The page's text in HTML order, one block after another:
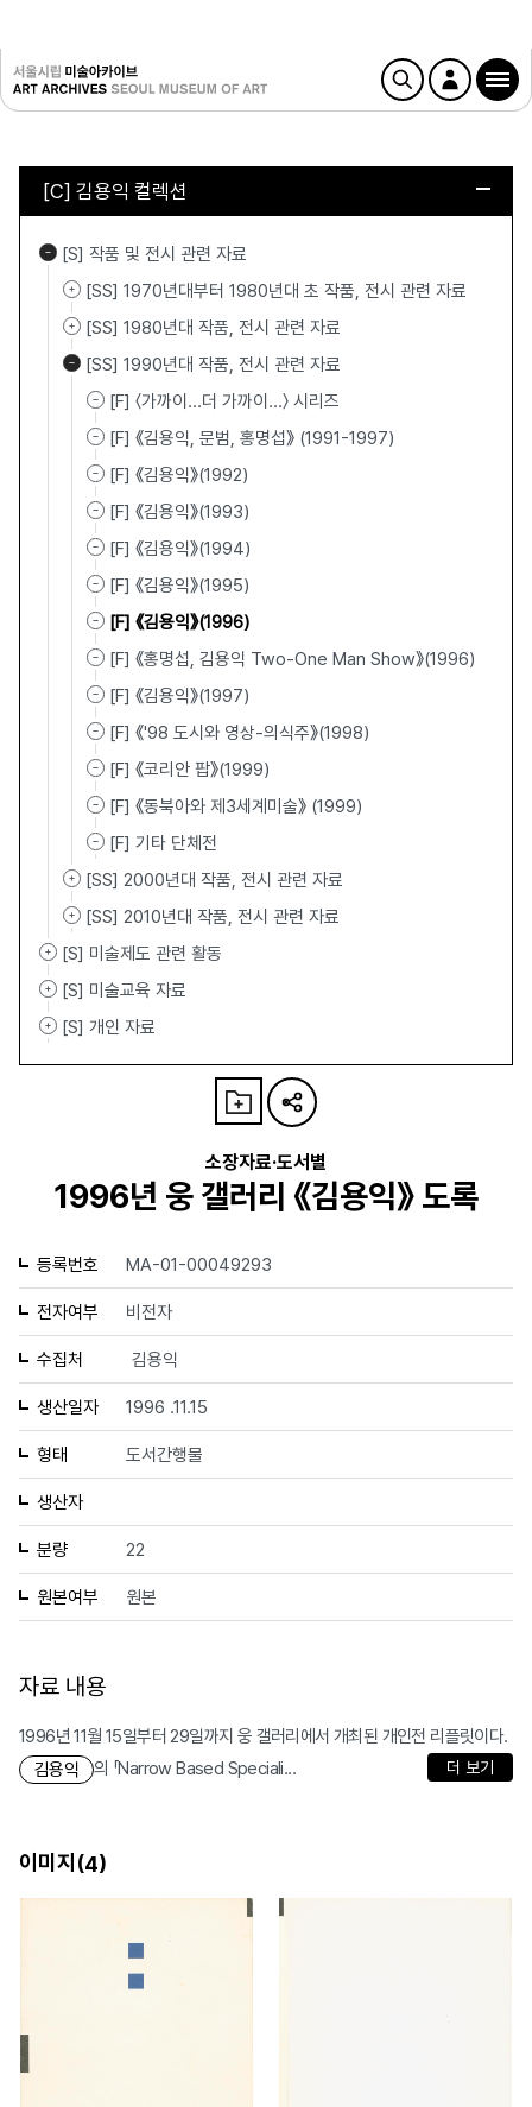
[C] 김용익 컬렉션
[S] 작품 및 전시 관련 자료
[SS] 1970년대부터 1980년대 초 작품, 전시 관련 자료
[SS] 1980년대 작품, 전시 관련 자료
[SS] 1990년대 작품, 전시 관련 자료
[F] 〈가까이…더 가까이…〉 시리즈
[F] 《김용익, 문범, 홍명섭》 (1991-1997)
[F] 《김용익》(1992)
[F] 《김용익》(1993)
[F] 《김용익》(1994)
[F] 《김용익》(1995)
[F] 《김용익》(1996)
[F] 《홍명섭, 김용익 Two-One Man Show》(1996)
[F] 《김용익》(1997)
[F] 《'98 도시와 영상-의식주》(1998)
[F] 《코리안 팝》(1999)
[F] 《동북아와 제3세계미술》 (1999)
[F] 기타 단체전
[SS] 2000년대 작품, 전시 관련 자료
[SS] 2010년대 작품, 전시 관련 자료
[S] 미술제도 관련 활동
[S] 미술교육 자료
[S] 개인 자료
소장자료·도서별
1996년 웅 갤러리 《김용익》 도록
등록번호 MA-01-00049293
전자여부 비전자
수집처 김용익
생산일자 1996 .11.15
형태 도서간행물
생산자
분량 22
원본여부 원본
자료 내용
1996년 11월 15일부터 29일까지 웅 갤러리에서 개최된 개인전 리플릿이다.
김용익
의 「Narrow Based Speciali... 더 보기
이미지(4)